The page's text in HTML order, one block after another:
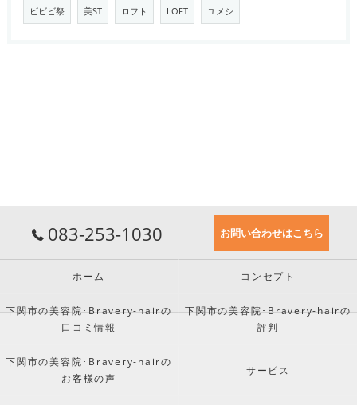
ビビビ祭 美ST ロフト LOFT ユメシ
083-253-1030 お問い合わせはこちら
ホーム コンセプト
下関市の美容院･Bravery-hairの
口コミ情報
下関市の美容院･Bravery-hairの
評判
下関市の美容院･Bravery-hairの
お客様の声
サービス